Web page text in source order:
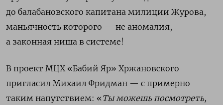
до балабановского капитана милиции Журова,
маньячность которого — не аномалия,
а законная ниша в системе!
В проект МЦХ «Бабий Яр» Хржановского
пригласил Михаил Фридман — с примерно
таким напутствием: «Ты можешь посмотреть,